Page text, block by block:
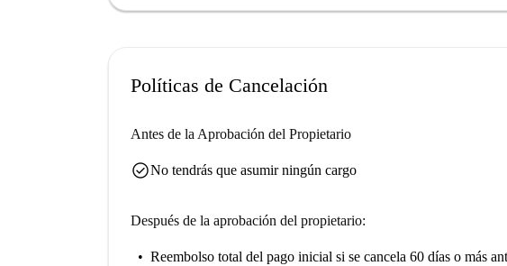
Políticas de Cancelación
Antes de la Aprobación del Propietario
check_circleNo tendrás que asumir ningún cargo
Después de la aprobación del propietario:
Reembolso total del pago inicial si se cancela 60 días o más